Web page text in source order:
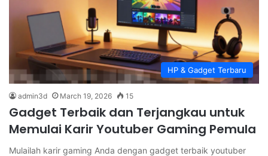
HP & Gadget Terbaru
admin3d March 19, 2026 15
Gadget Terbaik dan Terjangkau untuk
Memulai Karir Youtuber Gaming Pemula
Mulailah karir gaming Anda dengan gadget terbaik youtuber